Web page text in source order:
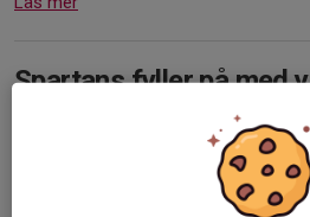
Spartans fyller på med
0 kommentarer